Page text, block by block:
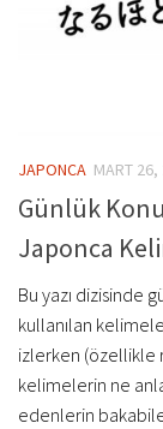
JAPONCA MART
Günlük
Japonca
Bu yazı dizisinde
kullanılan
izlerken (özellikle
kelimelerin ne
edenlerin